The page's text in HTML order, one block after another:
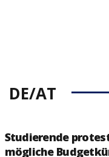
DE/AT
Studierende
mögliche